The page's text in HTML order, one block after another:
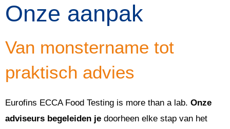
Onze aanpak
Van monstername tot
praktisch advies
Eurofins ECCA Food Testing is more than a lab. Onze
adviseurs begeleiden je doorheen elke stap van het